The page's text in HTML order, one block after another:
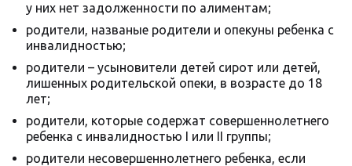
у них нет задолженности по алиментам;
родители, названые родители и опекуны ребенка с
инвалидностью;
родители – усыновители детей сирот или детей,
лишенных родительской опеки, в возрасте до 18
лет;
родители, которые содержат совершеннолетнего
ребенка с инвалидностью I или II группы;
родители несовершеннолетнего ребенка, если